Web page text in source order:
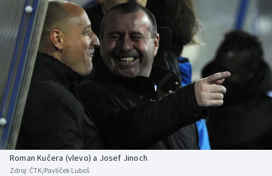
DALŠÍ SPORTY
Americký fotbal
Baseball a softbal
Basketbal
Boby a skeleton
NEPŘEHLÉDNĚTE
Soutěže
Historické návraty
AZ kvíz
Roman Kučera (vlevo) a Josef Jinoch
Zdroj: ČTK/Pavlíček Luboš